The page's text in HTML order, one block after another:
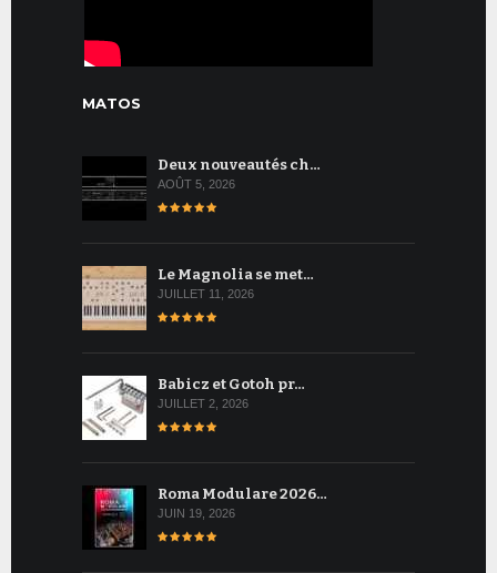
MATOS
Deux nouveautés ch…
AOÛT 5, 2026
Le Magnolia se met…
JUILLET 11, 2026
Babicz et Gotoh pr…
JUILLET 2, 2026
Roma Modulare 2026…
JUIN 19, 2026